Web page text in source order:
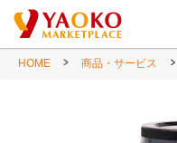
HOME 商品・サービス